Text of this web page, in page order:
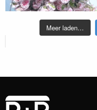
Meer laden…